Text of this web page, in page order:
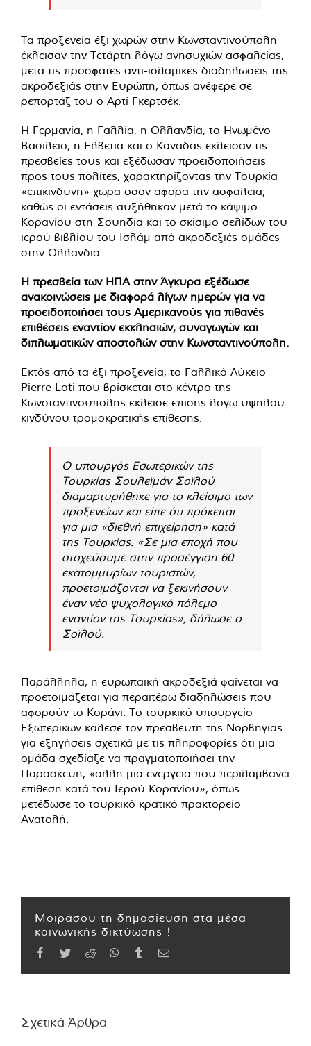
Τα προξενεία έξι χωρών στην Κωνσταντινούπολη
έκλεισαν την Τετάρτη λόγω ανησυχιών ασφαλείας,
μετά τις πρόσφατες αντι-ισλαμικές διαδηλώσεις της
ακροδεξιάς στην Ευρώπη, όπως ανέφερε σε
ρεπορτάζ του ο Αρτί Γκερτσέκ.
Η Γερμανία, η Γαλλία, η Ολλανδία, το Ηνωμένο
Βασίλειο, η Ελβετία και ο Καναδάς έκλεισαν τις
πρεσβείες τους και εξέδωσαν προειδοποιήσεις
προς τους πολίτες, χαρακτηρίζοντας την Τουρκία
«επικίνδυνη» χώρα όσον αφορά την ασφάλεια,
καθώς οι εντάσεις αυξήθηκαν μετά το κάψιμο
Κορανίου στη Σουηδία και το σκίσιμο σελίδων του
ιερού βιβλίου του Ισλάμ από ακροδεξιές ομάδες
στην Ολλανδία.
Η πρεσβεία των ΗΠΑ στην Άγκυρα εξέδωσε
ανακοινώσεις με διαφορά λίγων ημερών για να
προειδοποιήσει τους Αμερικανούς για πιθανές
επιθέσεις εναντίον εκκλησιών, συναγωγών και
διπλωματικών αποστολών στην Κωνσταντινούπολη.
Εκτός από τα έξι προξενεία, το Γαλλικό Λύκειο
Pierre Loti που βρίσκεται στο κέντρο της
Κωνσταντινούπολης έκλεισε επίσης λόγω υψηλού
κινδύνου τρομοκρατικής επίθεσης.
Ο υπουργός Εσωτερικών της
Τουρκίας Σουλεϊμάν Σοϊλού
διαμαρτυρήθηκε για το κλείσιμο των
προξενείων και είπε ότι πρόκειται
για μια «διεθνή επιχείρηση» κατά
της Τουρκίας. «Σε μια εποχή που
στοχεύουμε στην προσέγγιση 60
εκατομμυρίων τουριστών,
προετοιμάζονται να ξεκινήσουν
έναν νέο ψυχολογικό πόλεμο
εναντίον της Τουρκίας», δήλωσε ο
Σοϊλού.
Παράλληλα, η ευρωπαϊκή ακροδεξιά φαίνεται να
προετοιμάζεται για περαιτέρω διαδηλώσεις που
αφορούν το Κοράνι. Το τουρκικό υπουργείο
Εξωτερικών κάλεσε τον πρεσβευτή της Νορβηγίας
για εξηγήσεις σχετικά με τις πληροφορίες ότι μια
ομάδα σχεδίαζε να πραγματοποιήσει την
Παρασκευή, «άλλη μια ενέργεια που περιλαμβάνει
επίθεση κατά του Ιερού Κορανίου», όπως
μετέδωσε το τουρκικό κρατικό πρακτορείο
Ανατολή.
Μοιράσου τη δημοσίευση στα μέσα
κοινωνικής δικτύωσης !
Facebook
TwitterReddit WhatsApp
TumblrEmail
Σχετικά Άρθρα